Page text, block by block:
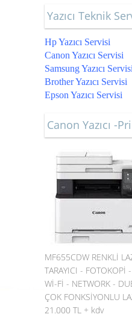
Yazıcı Teknik
Hp Yazıcı Servisi
Canon Yazıcı Servisi
Samsung Yazıcı Servisi
Brother Yazıcı Servisi
Epson Yazıcı Servisi
Canon Yazıcı -
MF655CDW RENKLİ
TARAYICI - FOTOKOPİ -
Wİ-Fİ - NETWORK -
ÇOK FONKSİYONLU
21.000 TL + kdv